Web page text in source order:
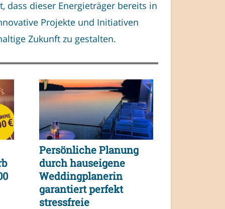
dass dieser Energieträger bereits in
Projekte und Initiativen
Zukunft zu gestalten.
Persönliche Planung
durch hauseigene
Weddingplanerin
garantiert perfekt
stressfreie